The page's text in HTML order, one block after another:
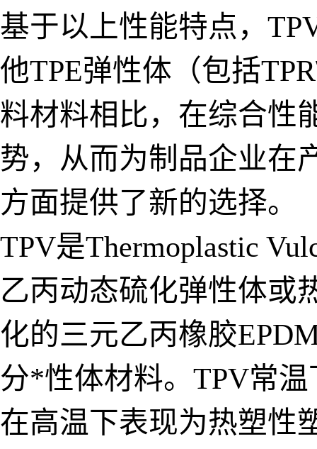
基于以上性能特点，
他TPE弹性体（包括
料材料相比，在综合性
势，从而为制品企业在
方面提供了新的选择。
TPV是Thermoplastic
乙丙动态硫化弹性体或
化的三元乙丙橡胶
分*性体材料。TPV常
在高温下表现为热塑性